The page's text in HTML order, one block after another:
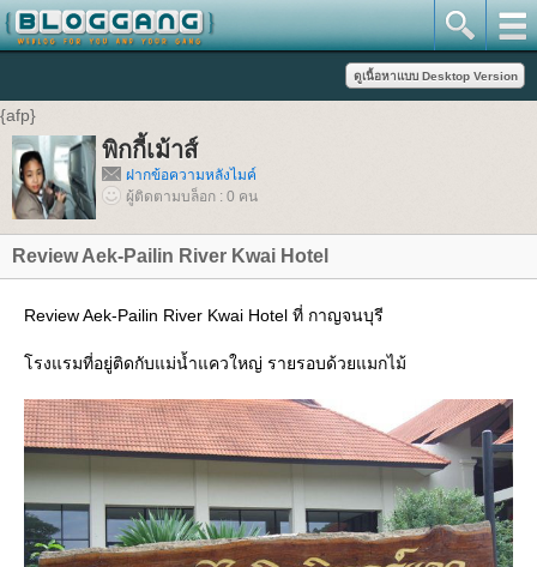
{afp}
พิกกี้เม้าส์
ฝากข้อความหลังไมค์
ผู้ติดตามบล็อก : 0 คน
Review Aek-Pailin River Kwai Hotel
Review Aek-Pailin River Kwai Hotel ที่ กาญจนบุรี
โรงแรมที่อยู่ติดกับแม่น้ำแควใหญ่ รายรอบด้วยแมกไม้